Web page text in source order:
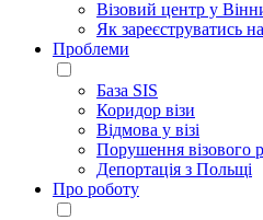
Візовий центр у
Як зареєструватись
Проблеми
База SIS
Коридор візи
Відмова у візі
Порушення візового
Депортація з Польщі
Про роботу